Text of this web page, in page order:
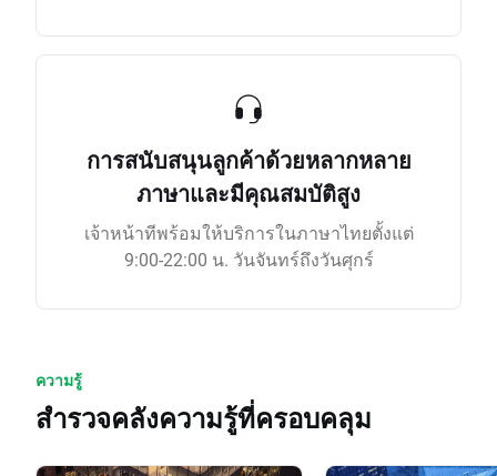
การสนับสนุนลูกค้าด้วยหลากหลาย
ภาษาและมีคุณสมบัติสูง
เจ้าหน้าทีพร้อมให้บริการในภาษาไทยตั้งแต่
9:00-22:00 น. วันจันทร์ถึงวันศุกร์
ความรู้
สำรวจคลังความรู้ที่ครอบคลุม